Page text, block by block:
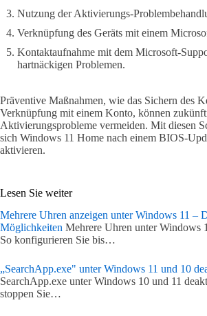
Nutzung der Aktivierungs-
Verknüpfung des Geräts mit einem
Kontaktaufnahme mit dem Microsoft-
hartnäckigen Problemen.
Präventive Maßnahmen, wie das Sichern des
Verknüpfung mit einem Konto, können
Aktivierungsprobleme vermeiden. Mit diesen
sich Windows 11 Home nach einem BIOS-
aktivieren.
Lesen Sie weiter
Mehrere Uhren anzeigen unter Windows 11 –
Möglichkeiten Mehrere Uhren unter Windows
So konfigurieren Sie bis…
„SearchApp.exe" unter Windows 11 und 10
SearchApp.exe unter Windows 10 und 11
stoppen Sie…